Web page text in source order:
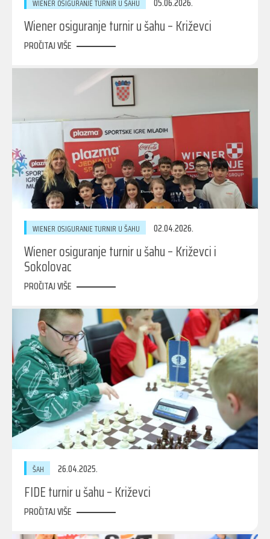
WIENER OSIGURANJE TURNIR U ŠAHU 05.06.2026.
Wiener osiguranje turnir u šahu – Križevci
PROČITAJ VIŠE
WIENER OSIGURANJE TURNIR U ŠAHU 02.04.2026.
Wiener osiguranje turnir u šahu – Križevci i
Sokolovac
PROČITAJ VIŠE
ŠAH 26.04.2025.
FIDE turnir u šahu – Križevci
PROČITAJ VIŠE